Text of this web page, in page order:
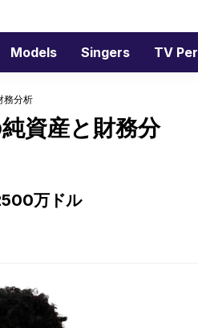
Models Singers TV
務分析
資産と財務分
万ドル